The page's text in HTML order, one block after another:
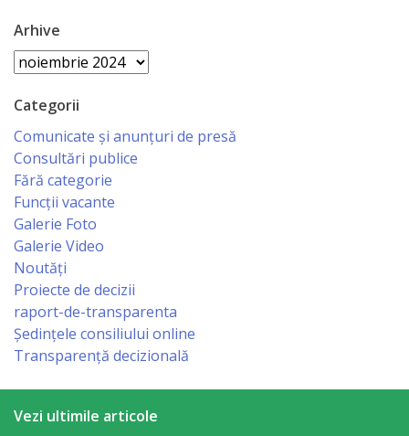
Comerţ
Specialist
în
Problemele
Tineretului
şi
Sportului
Specialist
pentru
Planificare,
Economist
Arhive
Arhive
Categorii
Comunicate și anunțuri de presă
Consultări publice
Fără categorie
Funcții vacante
Galerie Foto
Galerie Video
Noutăți
Proiecte de decizii
raport-de-transparenta
Ședințele consiliului online
Transparență decizională
Vezi ultimile articole